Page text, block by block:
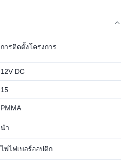
การติดตั้งโครงการ
12V DC
15
PMMA
นำ
ไฟไฟเบอร์ออปติก